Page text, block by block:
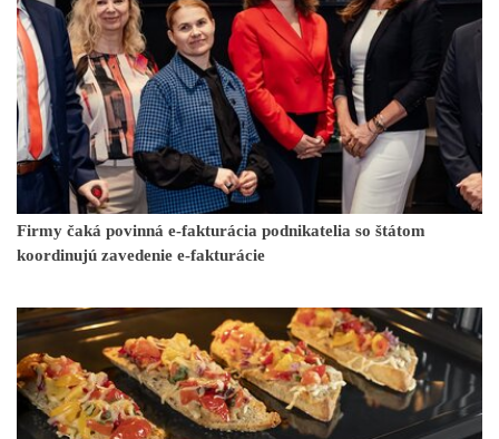
Firmy čaká povinná e-fakturácia podnikatelia so štátom
koordinujú zavedenie e-fakturácie